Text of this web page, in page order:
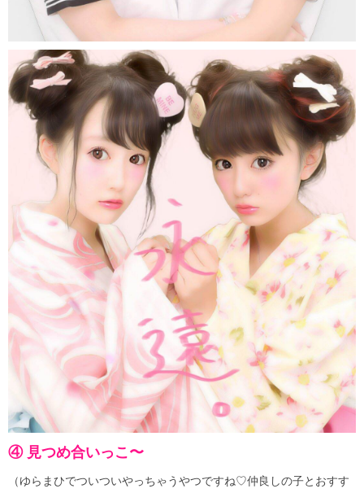
④ 見つめ合いっこ〜
（ゆらまひでついついやっちゃうやつですね♡仲良しの子とおすす